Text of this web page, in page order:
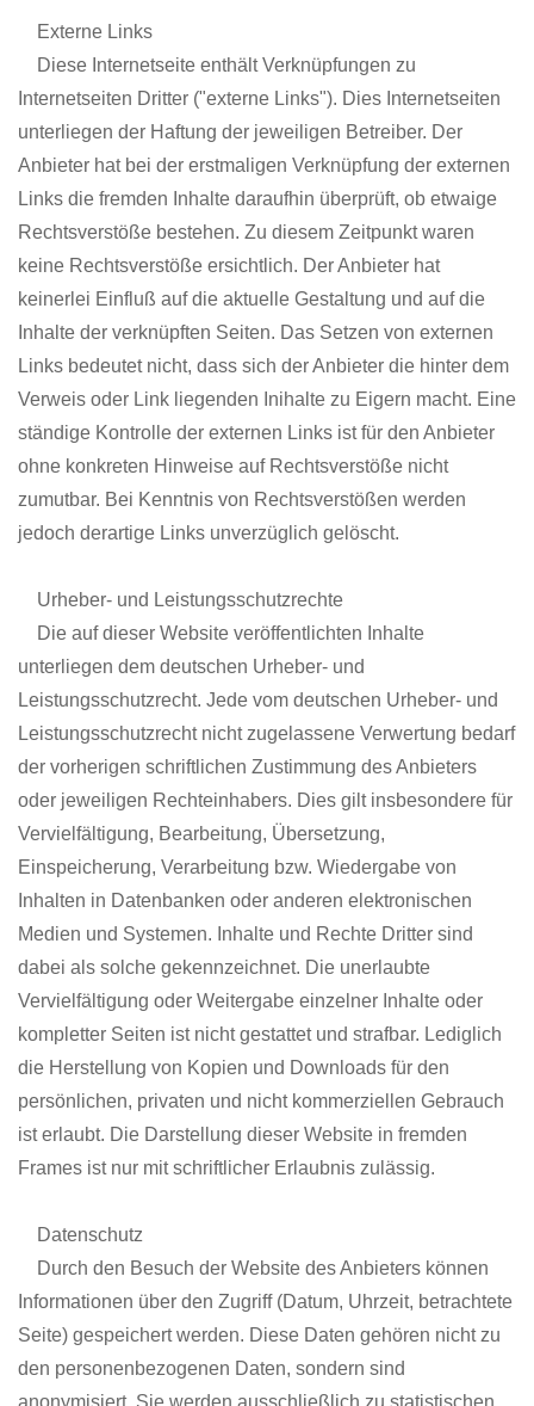
Externe Links
Diese Internetseite enthält Verknüpfungen zu
Internetseiten Dritter ("externe Links"). Dies Internetseiten
unterliegen der Haftung der jeweiligen Betreiber. Der
Anbieter hat bei der erstmaligen Verknüpfung der externen
Links die fremden Inhalte daraufhin überprüft, ob etwaige
Rechtsverstöße bestehen. Zu diesem Zeitpunkt waren
keine Rechtsverstöße ersichtlich. Der Anbieter hat
keinerlei Einfluß auf die aktuelle Gestaltung und auf die
Inhalte der verknüpften Seiten. Das Setzen von externen
Links bedeutet nicht, dass sich der Anbieter die hinter dem
Verweis oder Link liegenden Inihalte zu Eigern macht. Eine
ständige Kontrolle der externen Links ist für den Anbieter
ohne konkreten Hinweise auf Rechtsverstöße nicht
zumutbar. Bei Kenntnis von Rechtsverstößen werden
jedoch derartige Links unverzüglich gelöscht.
Urheber- und Leistungsschutzrechte
Die auf dieser Website veröffentlichten Inhalte
unterliegen dem deutschen Urheber- und
Leistungsschutzrecht. Jede vom deutschen Urheber- und
Leistungsschutzrecht nicht zugelassene Verwertung bedarf
der vorherigen schriftlichen Zustimmung des Anbieters
oder jeweiligen Rechteinhabers. Dies gilt insbesondere für
Vervielfältigung, Bearbeitung, Übersetzung,
Einspeicherung, Verarbeitung bzw. Wiedergabe von
Inhalten in Datenbanken oder anderen elektronischen
Medien und Systemen. Inhalte und Rechte Dritter sind
dabei als solche gekennzeichnet. Die unerlaubte
Vervielfältigung oder Weitergabe einzelner Inhalte oder
kompletter Seiten ist nicht gestattet und strafbar. Lediglich
die Herstellung von Kopien und Downloads für den
persönlichen, privaten und nicht kommerziellen Gebrauch
ist erlaubt. Die Darstellung dieser Website in fremden
Frames ist nur mit schriftlicher Erlaubnis zulässig.
Datenschutz
Durch den Besuch der Website des Anbieters können
Informationen über den Zugriff (Datum, Uhrzeit, betrachtete
Seite) gespeichert werden. Diese Daten gehören nicht zu
den personenbezogenen Daten, sondern sind
anonymisiert. Sie werden ausschließlich zu statistischen